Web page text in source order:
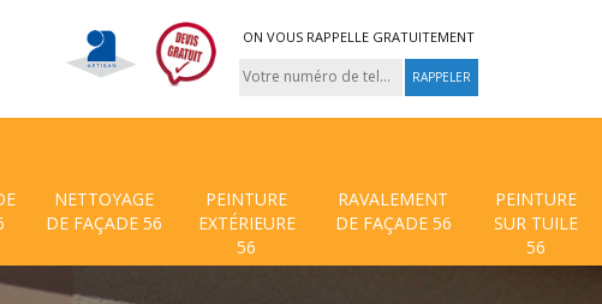
ON VOUS RAPPELLE GRATUITEMENT
NETTOYAGE
DE FAÇADE 56
PEINTURE
EXTÉRIEURE
56
RAVALEMENT
DE FAÇADE 56
PEINTURE
SUR TUILE
56